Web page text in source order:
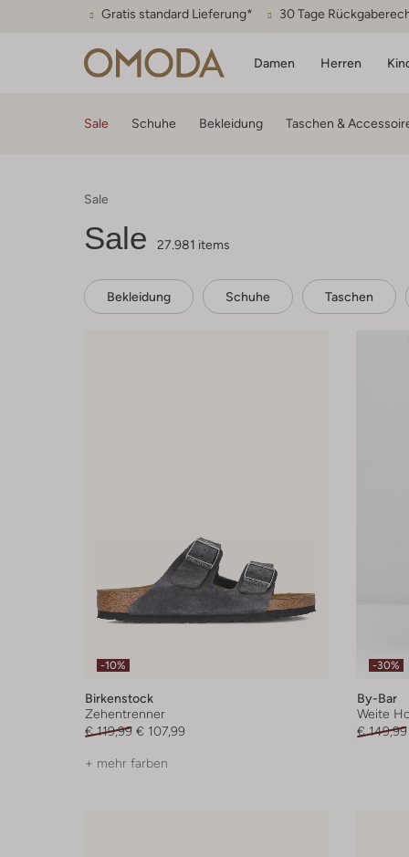
Gratis standard Lieferung* 30 Tage
Damen Herren
Sale Schuhe Bekleidung Taschen &
Sale
Sale 27.981 items
Bekleidung Schuhe Taschen
-10%
Birkenstock
Zehentrenner
€ 119,99 € 107,99
+ mehr farben
-30%
By-Bar
Weite
€ 149,99